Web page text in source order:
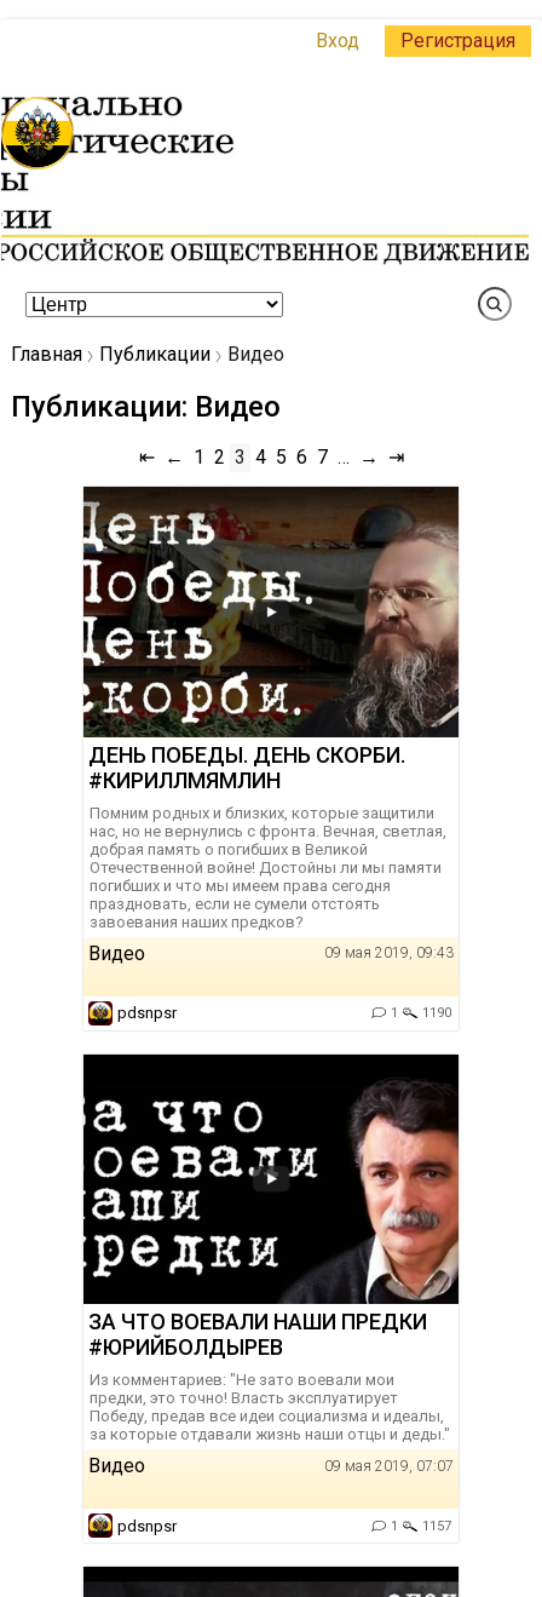
Вход Регистрация
Главная Публикации Видео
Публикации: Видео
⇤ ← 1 2 3 4 5 6 7 … → ⇥
ДЕНЬ ПОБЕДЫ. ДЕНЬ СКОРБИ.
#КИРИЛЛМЯМЛИН
Помним родных и близких, которые защитили
нас, но не вернулись с фронта. Вечная, светлая,
добрая память о погибших в Великой
Отечественной войне! Достойны ли мы памяти
погибших и что мы имеем права сегодня
праздновать, если не сумели отстоять
завоевания наших предков?
Видео 09 мая 2019, 09:43
pdsnpsr 1 1190
ЗА ЧТО ВОЕВАЛИ НАШИ ПРЕДКИ
#ЮРИЙБОЛДЫРЕВ
Из комментариев: "Не зато воевали мои
предки, это точно! Власть эксплуатирует
Победу, предав все идеи социализма и идеалы,
за которые отдавали жизнь наши отцы и деды. "
Видео 09 мая 2019, 07:07
pdsnpsr 1 1157